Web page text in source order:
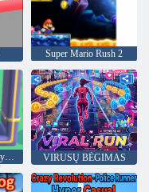
Super Mario Rush 2
Vykdykite 3D lenktynes VIRUSŲ BĖGIMAS